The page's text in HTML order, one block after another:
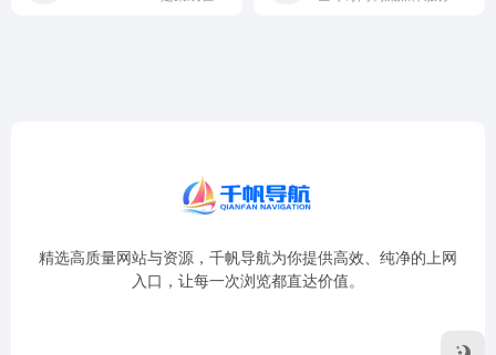
精选高质量网站与资源，千帆导航为你提供高效、纯净的上网
入口，让每一次浏览都直达价值。